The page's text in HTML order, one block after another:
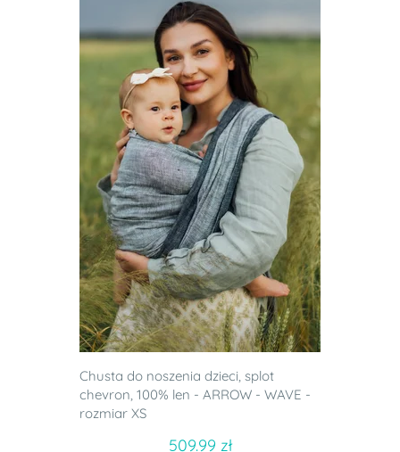
Chusta do noszenia dzieci, splot
chevron, 100% len - ARROW - WAVE -
rozmiar XS
509.99 zł